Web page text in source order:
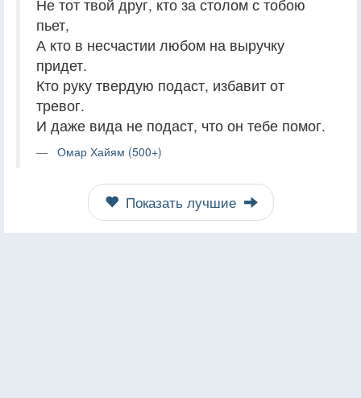
Не тот твой друг, кто за столом с тобою
пьет,
А кто в несчастии любом на выручку
придет.
Кто руку твердую подаст, избавит от
тревог.
И даже вида не подаст, что он тебе помог.
Омар Хайям (500+)
Показать лучшие